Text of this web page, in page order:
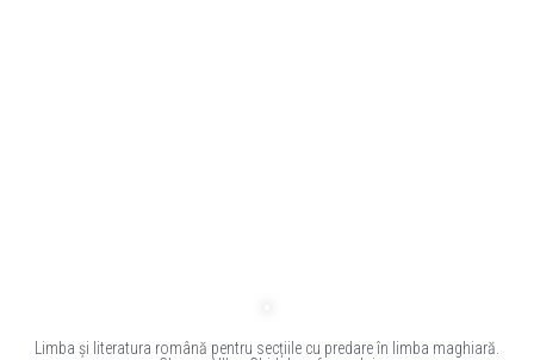
Limba și literatura română pentru secțiile cu predare în limba maghiară.